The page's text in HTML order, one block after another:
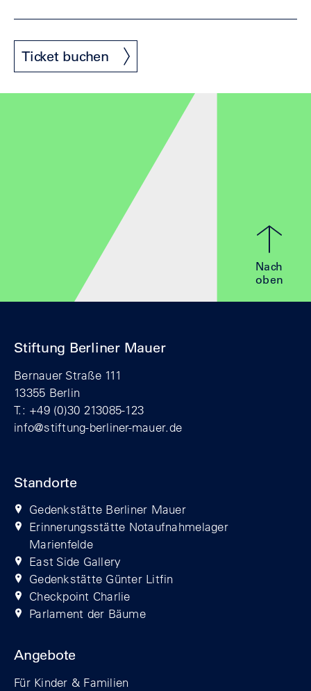
Ticket buchen
Nach
oben
Stiftung Berliner Mauer
Bernauer Straße 111
13355 Berlin
T.: +49 (0)30 213085-123
info@stiftung-berliner-mauer.de
Standorte
Gedenkstätte Berliner Mauer
Erinnerungsstätte Notaufnahmelager
Marienfelde
East Side Gallery
Gedenkstätte Günter Litfin
Checkpoint Charlie
Parlament der Bäume
Angebote
Für Kinder & Familien